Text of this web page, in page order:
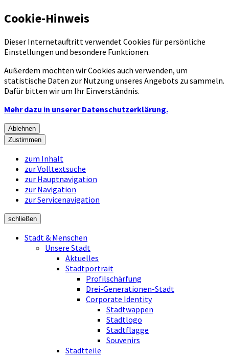
Cookie-Hinweis
Dieser Internetauftritt verwendet Cookies für persönliche
Einstellungen und besondere Funktionen.
Außerdem möchten wir Cookies auch verwenden, um
statistische Daten zur Nutzung unseres Angebots zu sammeln.
Dafür bitten wir um Ihr Einverständnis.
Mehr dazu in unserer Datenschutzerklärung.
Ablehnen
Zustimmen
zum Inhalt
zur Volltextsuche
zur Hauptnavigation
zur Navigation
zur Servicenavigation
schließen
Stadt & Menschen
Unsere Stadt
Aktuelles
Stadtportrait
Profilschärfung
Drei-Generationen-Stadt
Corporate Identity
Stadtwappen
Stadtlogo
Stadtflagge
Souvenirs
Stadtteile